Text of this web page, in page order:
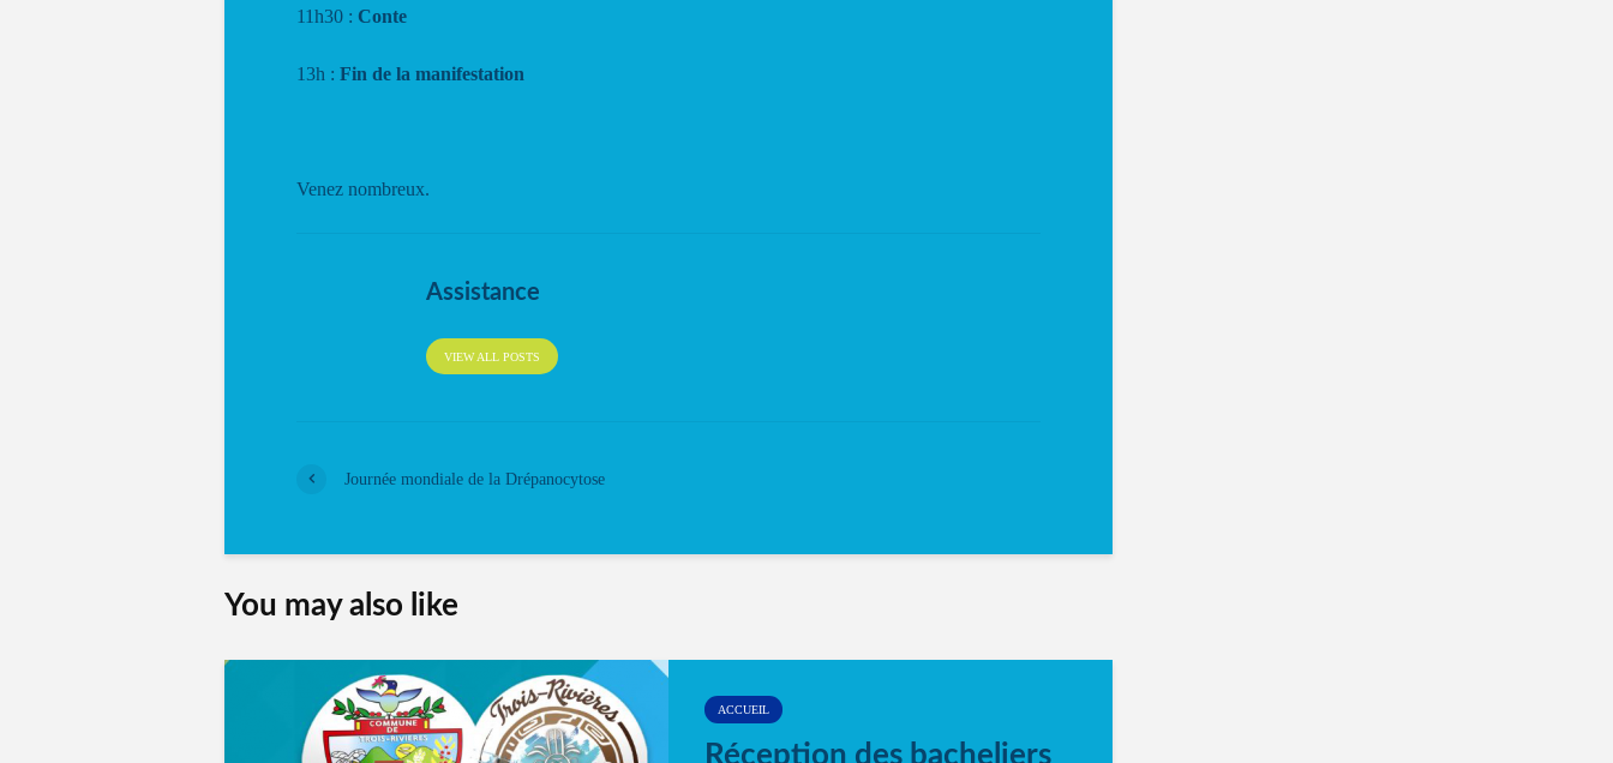
11h30 : Conte
13h : Fin de la manifestation
Venez nombreux.
Assistance
VIEW ALL POSTS
Journée mondiale de la Drépanocytose
You may also like
ACCUEIL
Réception des bacheliers